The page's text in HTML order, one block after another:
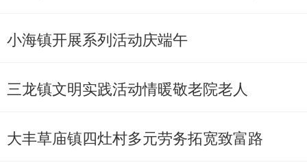
小海镇开展系列活动庆端午
三龙镇文明实践活动情暖敬老院老人
大丰草庙镇四灶村多元劳务拓宽致富路